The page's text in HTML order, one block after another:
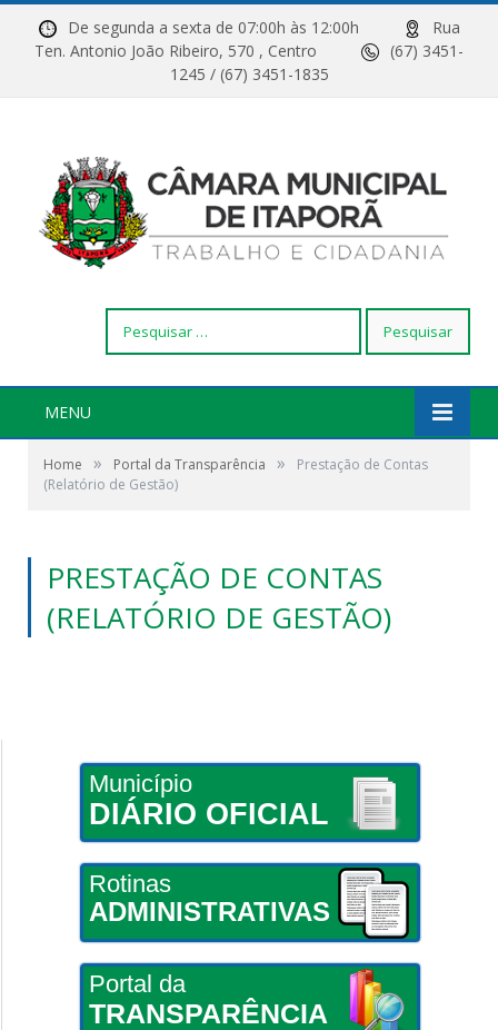
De segunda a sexta de 07:00h às 12:00h
Rua
Ten. Antonio João Ribeiro, 570 , Centro
(67) 3451-
1245 / (67) 3451-1835
por:
MENU
Home » Portal da Transparência »
Prestação de Contas
(Relatório de Gestão)
PRESTAÇÃO DE CONTAS
(RELATÓRIO DE GESTÃO)
Município
DIÁRIO OFICIAL
Rotinas
ADMINISTRATIVAS
Portal da
TRANSPARÊNCIA